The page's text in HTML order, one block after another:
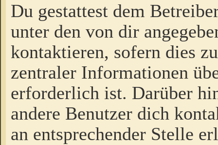
Du gestattest dem
unter den von dir
kontaktieren, sofern dies
zentraler Informationen
erforderlich ist. Darüber
andere Benutzer dich
an entsprechender Stelle